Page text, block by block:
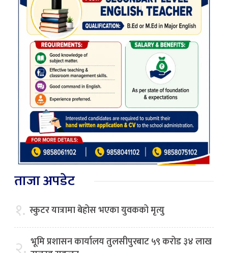
ताजा अपडेट
१. स्कुटर यात्रामा बेहोस भएका युवकको मृत्यु
भूमि प्रशासन कार्यालय तुलसीपुरबाट ५९ करोड ३४ लाख